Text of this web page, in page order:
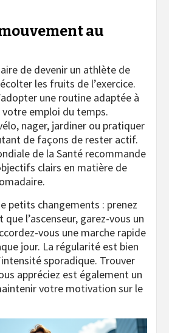
au
de devenir un athlète de
les fruits de l’exercice.
une routine adaptée à
emploi du temps.
nager, jardiner ou pratiquer
de façons de rester actif.
de la Santé recommande
clairs en matière de
petits changements : prenez
l’ascenseur, garez-vous un
vous une marche rapide
jour. La régularité est bien
sporadique. Trouver
appréciez est également un
votre motivation sur le